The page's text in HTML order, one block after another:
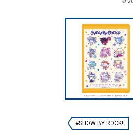
#SHOW BY ROCK!!